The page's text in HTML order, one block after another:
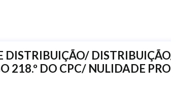
DISTRIBUIÇÃO/
218.º DO CPC/ NULIDADE